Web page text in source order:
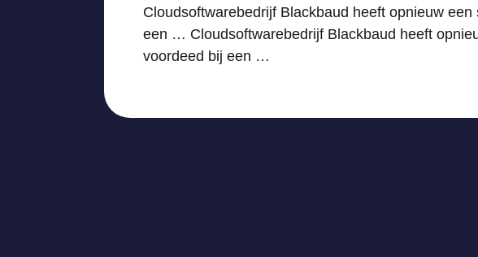
Cloudsoftwarebedrijf Blackbaud heeft opnieuw
een … Cloudsoftwarebedrijf Blackbaud heeft
voordeed bij een …